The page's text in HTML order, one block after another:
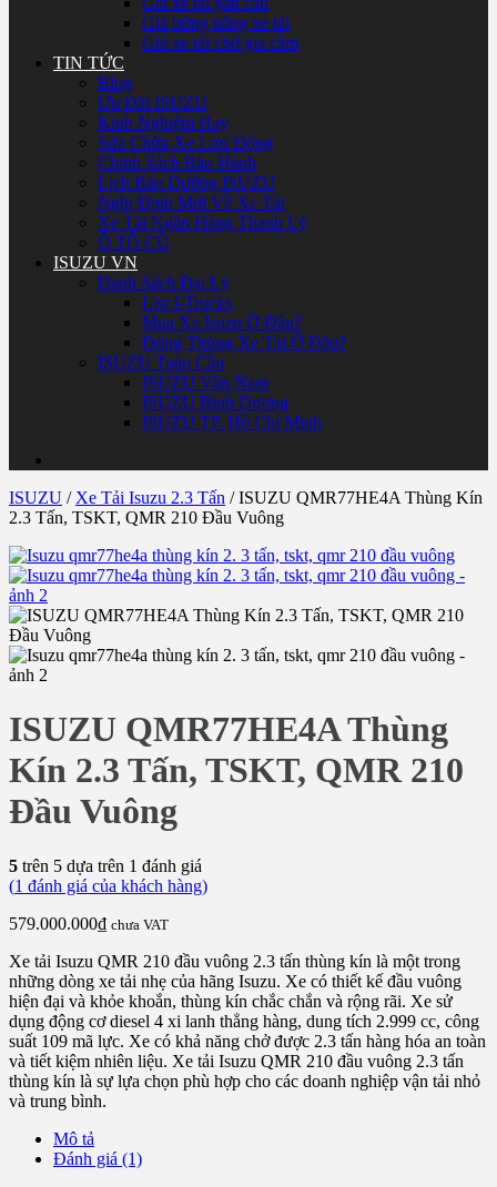
Giá bửng nâng xe tải
Giá xe tải chở gia cầm
TIN TỨC
Blog
Ưu Đãi ISUZU
Kinh Nghiệm Hay
Sửa Chữa Xe Lưu Động
Chính Sách Bảo Hành
Lịch Bảo Dưỡng ISUZU
Nghị Định Mới Về Xe Tải
Xe Tải Ngân Hàng Thanh Lý
Ô TÔ CŨ
ISUZU VN
Danh Sách Đại Lý
List I-Trucks
Mua Xe Isuzu Ở Đâu?
Đóng Thùng Xe Tải Ở Đâu?
ISUZU Toàn Cầu
ISUZU Vân Nam
ISUZU Bình Dương
ISUZU TP. Hồ Chí Minh
ISUZU / Xe Tải Isuzu 2.3 Tấn /ISUZU QMR77HE4A Thùng Kín
2.3 Tấn, TSKT, QMR 210 Đầu Vuông
ISUZU QMR77HE4A Thùng
Kín 2.3 Tấn, TSKT, QMR 210
Đầu Vuông
5 trên 5 dựa trên 1 đánh giá
(1 đánh giá của khách hàng)
579.000.000₫ chưa VAT
Xe tải Isuzu QMR 210 đầu vuông 2.3 tấn thùng kín là một trong
những dòng xe tải nhẹ của hãng Isuzu. Xe có thiết kế đầu vuông
hiện đại và khỏe khoắn, thùng kín chắc chắn và rộng rãi. Xe sử
dụng động cơ diesel 4 xi lanh thẳng hàng, dung tích 2.999 cc, công
suất 109 mã lực. Xe có khả năng chở được 2.3 tấn hàng hóa an toàn
và tiết kiệm nhiên liệu. Xe tải Isuzu QMR 210 đầu vuông 2.3 tấn
thùng kín là sự lựa chọn phù hợp cho các doanh nghiệp vận tải nhỏ
và trung bình.
Mô tả
Đánh giá (1)